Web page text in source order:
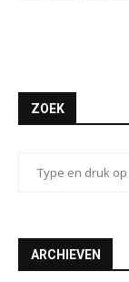
ZOEK
ARCHIEVEN